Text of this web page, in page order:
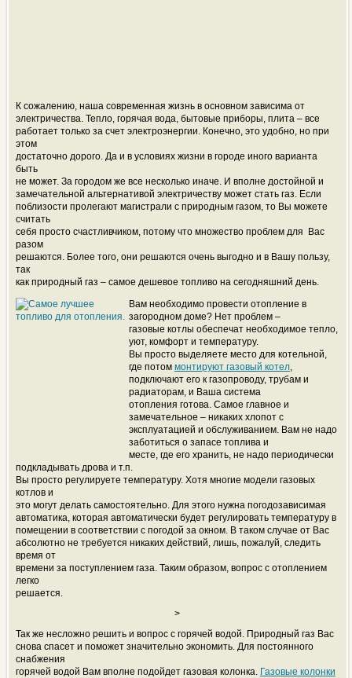
К сожалению, наша современная жизнь в основном зависима от
электричества. Тепло, горячая вода, бытовые приборы, плита – все
работает только за счет электроэнергии. Конечно, это удобно, но при
этом
достаточно дорого. Да и в условиях жизни в городе иного варианта
быть
не может. За городом же все несколько иначе. И вполне достойной и
замечательной альтернативой электричеству может стать газ. Если
поблизости пролегают магистрали с природным газом, то Вы можете
считать
себя просто счастливчиком, потому что множество проблем для Вас
разом
решаются. Более того, они решаются очень выгодно и в Вашу пользу,
так
как природный газ – самое дешевое топливо на сегодняшний день.
Вам необходимо провести отопление в
загородном доме? Нет проблем –
газовые котлы обеспечат необходимое тепло,
уют, комфорт и температуру.
Вы просто выделяете место для котельной,
где потом монтируют газовый котел,
подключают его к газопроводу, трубам и
радиаторам, и Ваша система
отопления готова. Самое главное и
замечательное – никаких хлопот с
эксплуатацией и обслуживанием. Вам не надо
заботиться о запасе топлива и
месте, где его хранить, не надо периодически
подкладывать дрова и т.п.
Вы просто регулируете температуру. Хотя многие модели газовых
котлов и
это могут делать самостоятельно. Для этого нужна погодозависимая
автоматика, которая автоматически будет регулировать температуру в
помещении в соответствии с погодой за окном. В таком случае от Вас
абсолютно не требуется никаких действий, лишь, пожалуй, следить
время от
времени за поступлением газа. Таким образом, вопрос с отоплением
легко
решается.
>
Так же несложно решить и вопрос с горячей водой. Природный газ Вас
снова спасет и поможет значительно экономить. Для постоянного
снабжения
горячей водой Вам вполне подойдет газовая колонка. Газовые колонки